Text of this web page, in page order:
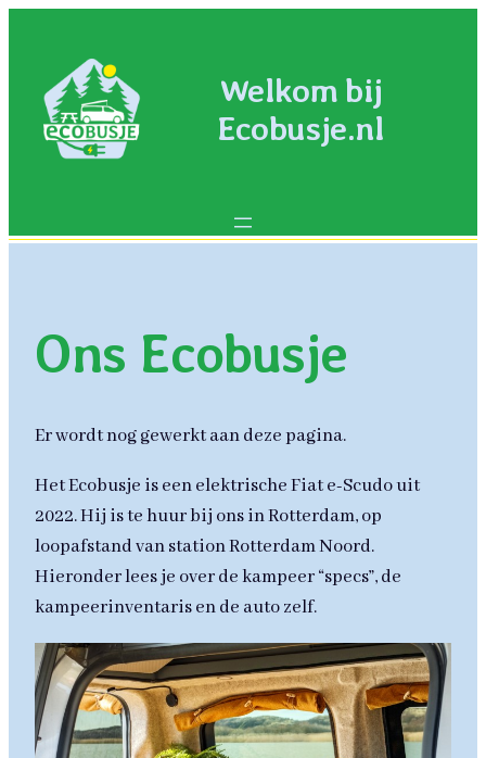
inhoud
Welkom bij
Ecobusje.nl
Ons Ecobusje
Er wordt nog gewerkt aan deze pagina.
Het Ecobusje is een elektrische Fiat e-Scudo uit
2022. Hij is te huur bij ons in Rotterdam, op
loopafstand van station Rotterdam Noord.
Hieronder lees je over de kampeer “specs”, de
kampeerinventaris en de auto zelf.